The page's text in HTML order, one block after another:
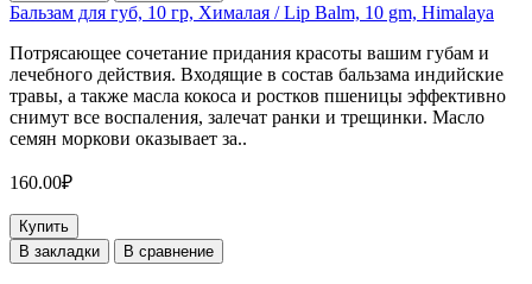
Бальзам для губ, 10 гр, Хималая / Lip Balm, 10 gm, Himalaya
Потрясающее сочетание придания красоты вашим губам и
лечебного действия. Входящие в состав бальзама индийские
травы, а также масла кокоса и ростков пшеницы эффективно
снимут все воспаления, залечат ранки и трещинки. Масло
семян моркови оказывает за..
160.00₽
Купить
В закладки
В сравнение